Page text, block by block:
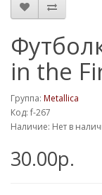
in the
Группа: Metallica
Код: f-267
Наличие: Нет в
30.00р.